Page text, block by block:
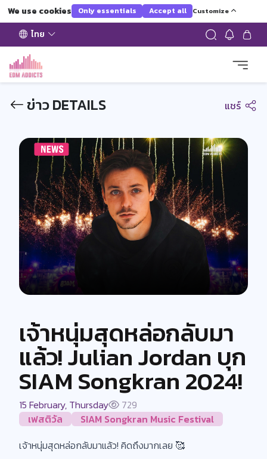
We use cookies Only essentials Accept all Customize
ไทย
ข่าว DETAILS แชร์
เจ้าหนุ่มสุดหล่อกลับมา
แล้ว! Julian Jordan บุก
SIAM Songkran 2024!
15 February, Thursday
729
เฟสติวัล
SIAM Songkran Music Festival
เจ้าหนุ่มสุดหล่อกลับมาแล้ว! คิดถึงมากเลย 🥰